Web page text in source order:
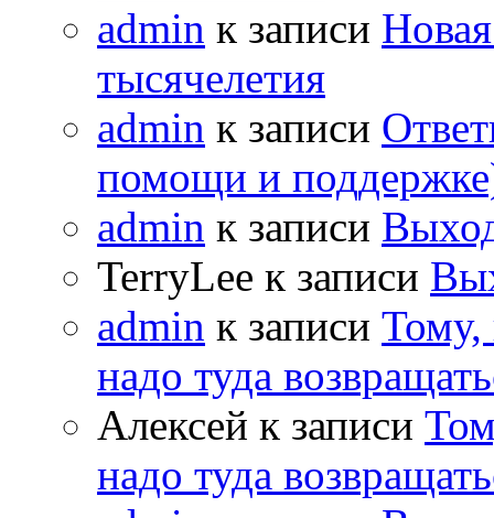
admin к записи
тысячелетия
admin к записи
помощи и
admin к записи
TerryLee к записи
admin к записи Тому,
надо туда
Алексей к записи
надо туда